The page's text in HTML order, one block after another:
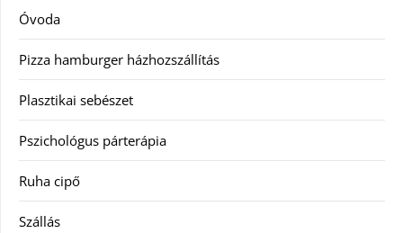
Óvoda
Pizza hamburger házhozszállítás
Plasztikai sebészet
Pszichológus párterápia
Ruha cipő
Szállás